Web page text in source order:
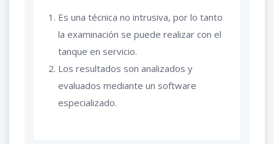
Es una técnica no intrusiva, por lo tanto
la examinación se puede realizar con el
tanque en servicio.
Los resultados son analizados y
evaluados mediante un software
especializado.